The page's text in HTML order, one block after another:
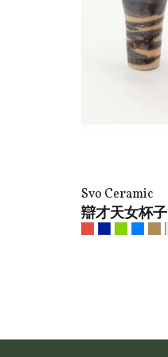
Svo Ceramic
辯才天女杯子